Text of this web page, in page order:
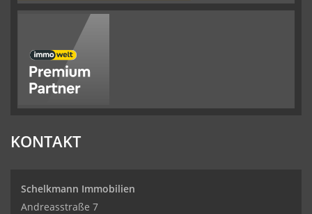
KONTAKT
Schelkmann Immobilien
Andreasstraße 7